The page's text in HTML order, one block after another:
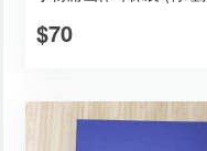
$70